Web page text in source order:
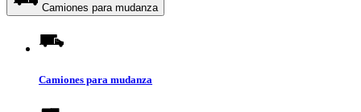
Camiones para mudanza
Camiones para mudanza